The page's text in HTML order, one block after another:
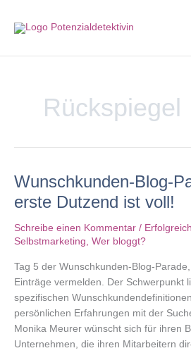
Inhalt
Rückspiegel
Wunschkunden-Blog-
erste Dutzend ist voll!
Schreibe einen Kommentar / Erfolgreich
Selbstmarketing Wer bloggt?
Tag 5 der Wunschkunden-Blog-
Einträge vermelden. Der Schwerpunkt
spezifischen
persönlichen Erfahrungen mit der
Monika Meurer wünscht sich für ihren
Unternehmen, die ihren Mitarbeitern